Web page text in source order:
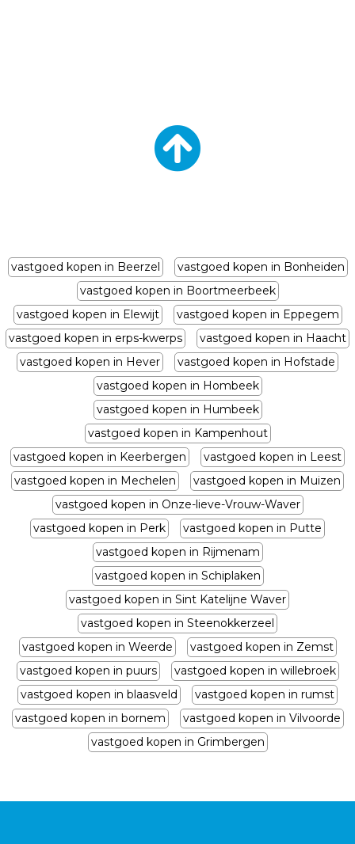
vastgoed kopen in Beerzel
vastgoed kopen in Bonheiden
vastgoed kopen in Boortmeerbeek
vastgoed kopen in Elewijt
vastgoed kopen in Eppegem
vastgoed kopen in erps-kwerps
vastgoed kopen in Haacht
vastgoed kopen in Hever
vastgoed kopen in Hofstade
vastgoed kopen in Hombeek
vastgoed kopen in Humbeek
vastgoed kopen in Kampenhout
vastgoed kopen in Keerbergen
vastgoed kopen in Leest
vastgoed kopen in Mechelen
vastgoed kopen in Muizen
vastgoed kopen in Onze-lieve-Vrouw-Waver
vastgoed kopen in Perk
vastgoed kopen in Putte
vastgoed kopen in Rijmenam
vastgoed kopen in Schiplaken
vastgoed kopen in Sint Katelijne Waver
vastgoed kopen in Steenokkerzeel
vastgoed kopen in Weerde
vastgoed kopen in Zemst
vastgoed kopen in puurs
vastgoed kopen in willebroek
vastgoed kopen in blaasveld
vastgoed kopen in rumst
vastgoed kopen in bornem
vastgoed kopen in Vilvoorde
vastgoed kopen in Grimbergen